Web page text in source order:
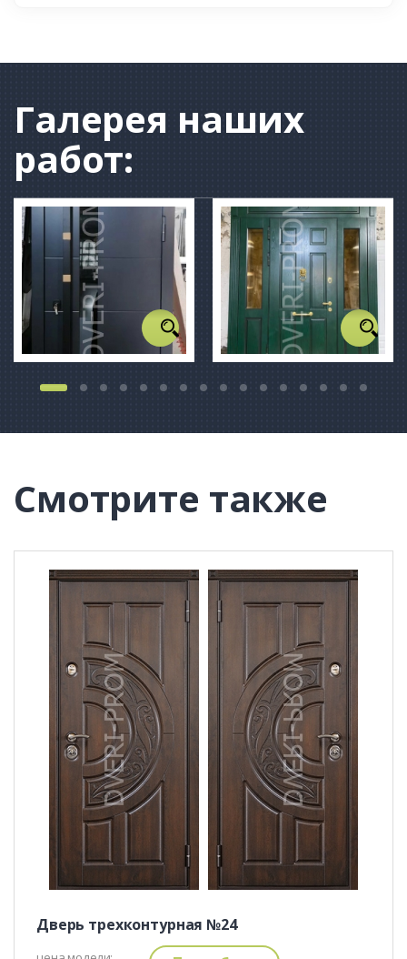
Галерея наших
работ:
Смотрите также
Дверь трехконтурная №24